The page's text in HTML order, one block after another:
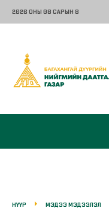
2026 ОНЫ 08 САРЫН 8
НҮҮР МЭДЭЭ МЭДЭЭЛЭЛ